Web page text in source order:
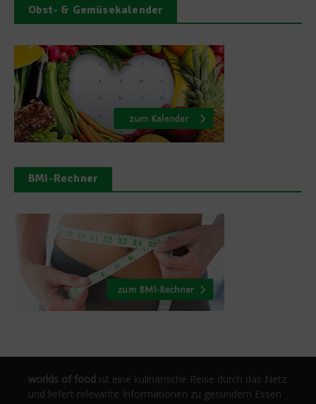
Obst- & Gemüsekalender
BMI-Rechner
worlds of food ist eine kulinarische Reise durch das Netz
und liefert relevante Informationen zu gesundem Essen